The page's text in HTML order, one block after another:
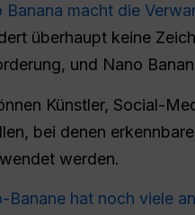
Banana macht die
überhaupt keine
und Nano
Künstler, Social-
bei denen
werden.
Banane hat noch viele